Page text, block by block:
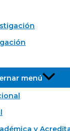
menú
y